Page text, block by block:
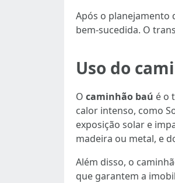
Após o planejamento
bem-sucedida. O
Uso do
O caminhão baú é o
calor intenso, como
exposição solar e
madeira ou metal, e
Além disso, o
que garantem a